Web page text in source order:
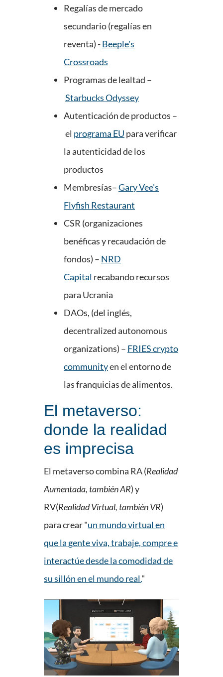
Regalías de mercado
secundario (regalías en
reventa) -Beeple's
Crossroads
Programas de lealtad –
Starbucks Odyssey
Autenticación de productos –
el programa EU para verificar
la autenticidad de los
productos
Membresías–Gary Vee's
Flyfish Restaurant
CSR (organizaciones
benéficas y recaudación de
fondos) – NRD
Capital recabando recursos
para Ucrania
DAOs, (del inglés,
decentralized autonomous
organizations) – FRIES crypto
communityen el entorno de
las franquicias de alimentos.
El metaverso:
donde la realidad
es imprecisa
El metaverso combina RA (Realidad
Aumentada, también AR) y
RV(Realidad Virtual, también VR)
para crear "un mundo virtual en
que la gente viva, trabaje, compre e
interactúe desde la comodidad de
su sillón en el mundo real."